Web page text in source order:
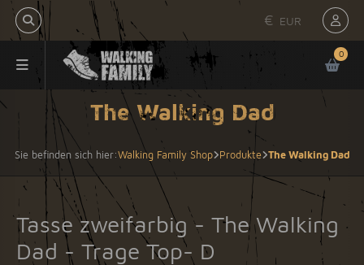
€ EUR
0
The Walking Dad
Sie befinden sich hier:Walking Family Shop Produkte The Walking Dad
Tasse zweifarbig - The Walking
Dad - Trage Top- D